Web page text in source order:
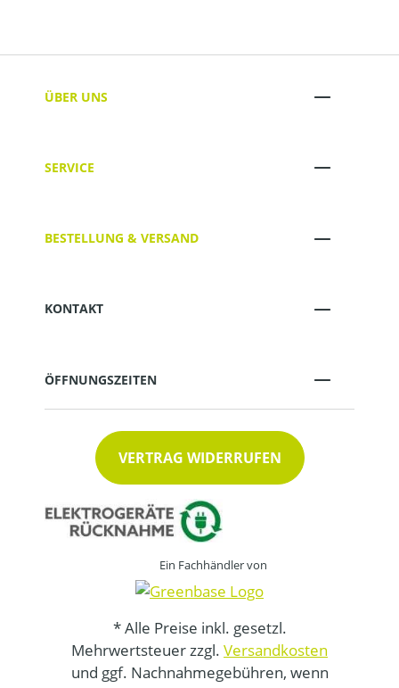
ÜBER UNS
SERVICE
BESTELLUNG & VERSAND
KONTAKT
ÖFFNUNGSZEITEN
VERTRAG WIDERRUFEN
Ein Fachhändler von
* Alle Preise inkl. gesetzl.
Mehrwertsteuer zzgl. Versandkosten
und ggf. Nachnahmegebühren, wenn